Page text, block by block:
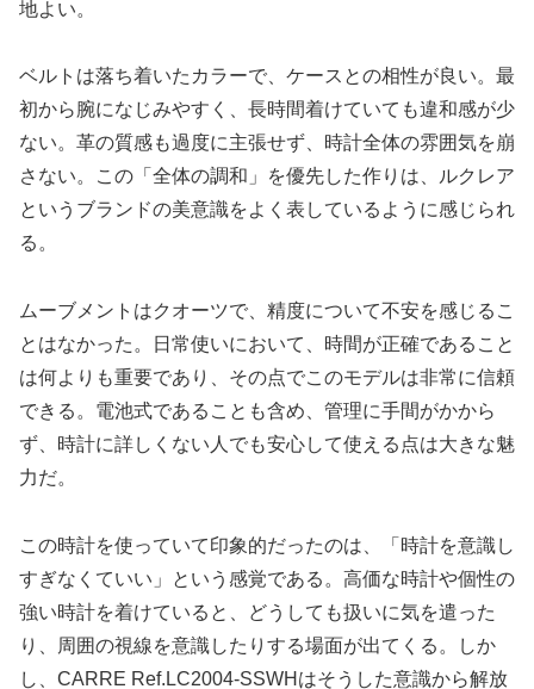
地よい。
ベルトは落ち着いたカラーで、ケースとの相性が良い。最
初から腕になじみやすく、長時間着けていても違和感が少
ない。革の質感も過度に主張せず、時計全体の雰囲気を崩
さない。この「全体の調和」を優先した作りは、ルクレア
というブランドの美意識をよく表しているように感じられ
る。
ムーブメントはクオーツで、精度について不安を感じるこ
とはなかった。日常使いにおいて、時間が正確であること
は何よりも重要であり、その点でこのモデルは非常に信頼
できる。電池式であることも含め、管理に手間がかから
ず、時計に詳しくない人でも安心して使える点は大きな魅
力だ。
この時計を使っていて印象的だったのは、「時計を意識し
すぎなくていい」という感覚である。高価な時計や個性の
強い時計を着けていると、どうしても扱いに気を遣った
り、周囲の視線を意識したりする場面が出てくる。しか
し、CARRE Ref.LC2004-SSWHはそうした意識から解放